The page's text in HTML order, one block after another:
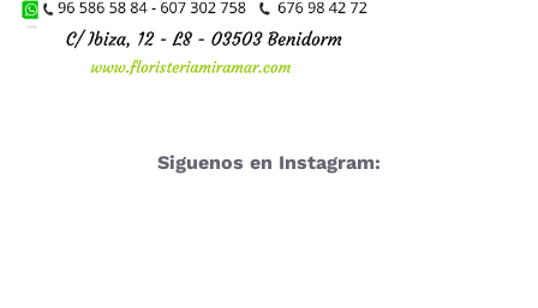
Siguenos en Instagram: